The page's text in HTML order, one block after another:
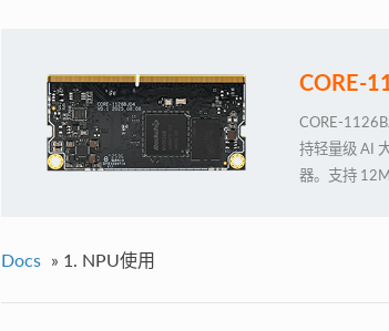
CORE-
CORE-
持轻量级 AI
器。支持
Docs » 1. NPU使用